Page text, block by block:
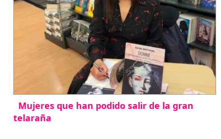
Mujeres que han podido salir de la gran
telaraña